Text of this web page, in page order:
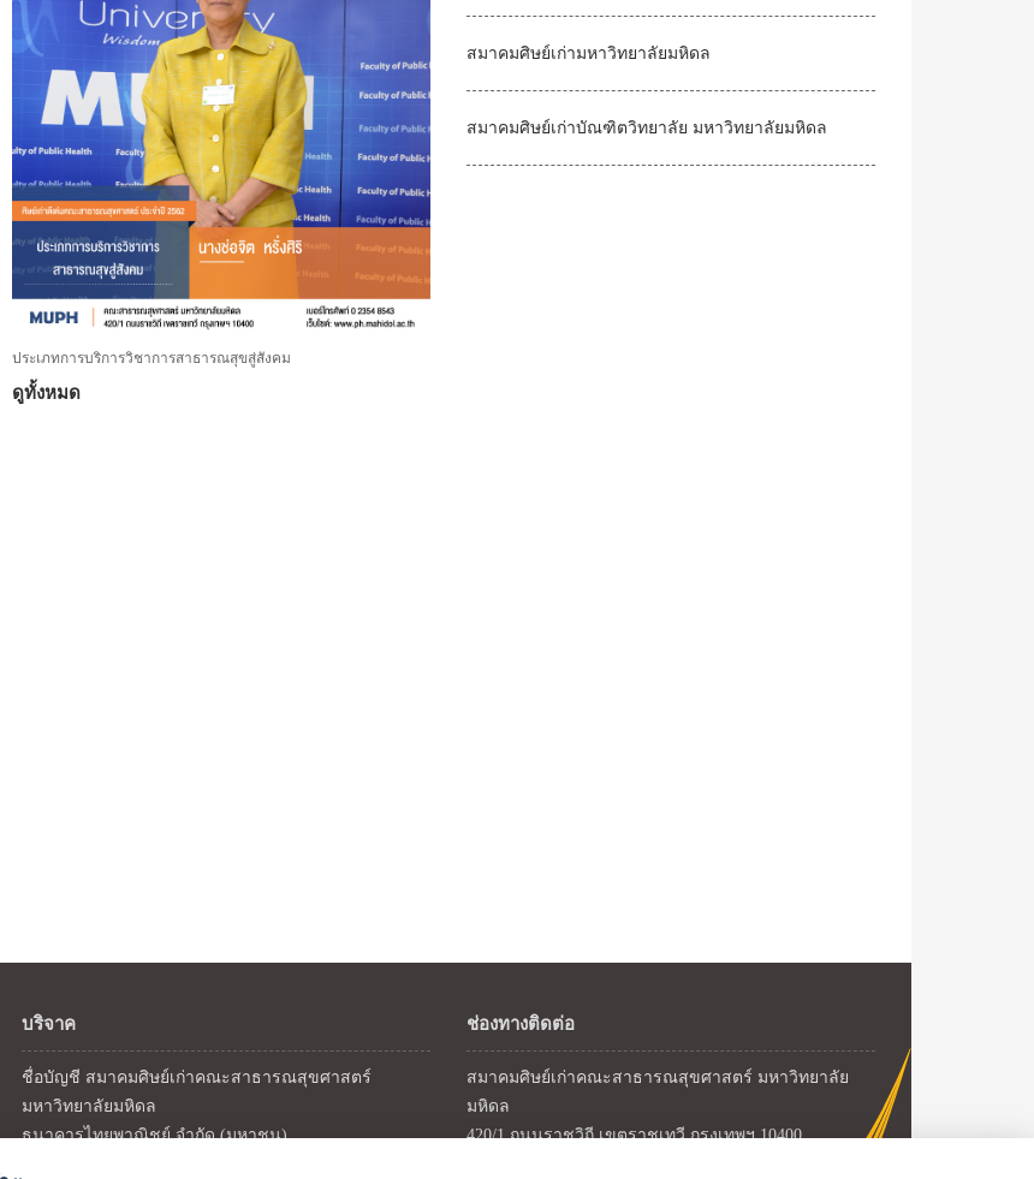
ประเภทการบริการวิชาการสาธารณสุขสู่สังคม
ดูทั้งหมด
สมาคมศิษย์เก่ามหาวิทยาลัยมหิดล
สมาคมศิษย์เก่าบัณฑิตวิทยาลัย มหาวิทยาลัยมหิดล
บริจาค
ชื่อบัญชี สมาคมศิษย์เก่าคณะสาธารณสุขศาสตร์
มหาวิทยาลัยมหิดล
ธนาคารไทยพาณิชย์ จำกัด (มหาชน)
ช่องทางติดต่อ
สมาคมศิษย์เก่าคณะสาธารณสุขศาสตร์ มหาวิทยาลัย
มหิดล
420/1 ถนนราชวิถี เขตราชเทวี กรุงเทพฯ 10400